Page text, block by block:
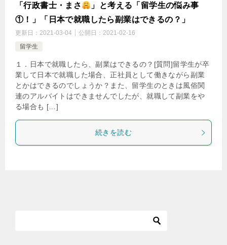
「行政書士・まさ
」と考える「留学生の悩み事
①！」「日本で就職したら副業はできるの？」
更新日： 2021-03-04 公開日： 2021-02-16
留学生
１．日本で就職したら、副業はできるの？[質問]留学生が卒
業して日本で就職した場合、正社員として働きながら副業
とかはできるのでしょうか？また、留学生のときは風俗関
連のアルバイトはできませんでしたが、就職して副業をや
る場合も […]
続きを読む